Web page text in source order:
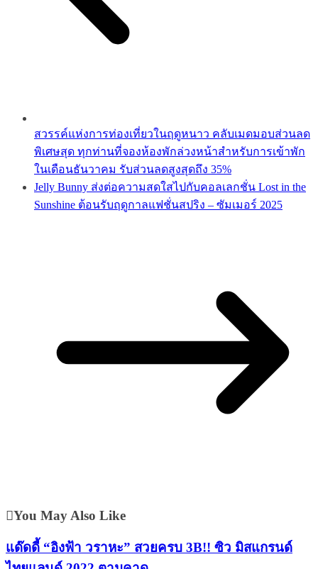
สวรรค์แห่งการท่องเที่ยวในฤดูหนาว คลับเมดมอบส่วนลด
พิเศษสุด ทุกท่านที่จองห้องพักล่วงหน้าสำหรับการเข้าพัก
ในเดือนธันวาคม รับส่วนลดสูงสุดถึง 35%
Jelly Bunny ส่งต่อความสดใสไปกับคอลเลกชั่น Lost in the
Sunshine ต้อนรับฤดูกาลแฟชั่นสปริง – ซัมเมอร์ 2025
You May Also Like
แด๊ดดี้ “อิงฟ้า วราหะ” สวยครบ 3B!! ซิว มิสแกรนด์